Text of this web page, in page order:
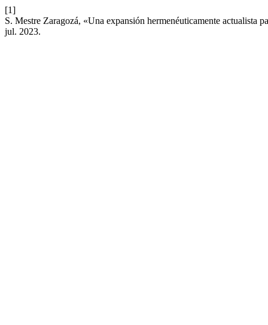
[1]
S. Mestre Zaragozá, «Una expansión hermenéuticamente actualista
jul. 2023.